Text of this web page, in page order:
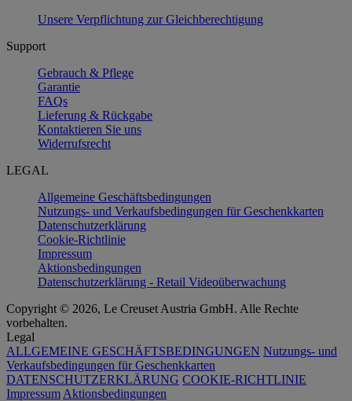
Unsere Verpflichtung zur Gleichberechtigung
Support
Gebrauch & Pflege
Garantie
FAQs
Lieferung & Rückgabe
Kontaktieren Sie uns
Widerrufsrecht
LEGAL
Allgemeine Geschäftsbedingungen
Nutzungs- und Verkaufsbedingungen für Geschenkkarten
Datenschutzerklärung
Cookie-Richtlinie
Impressum
Aktionsbedingungen
Datenschutzerklärung - Retail Videoüberwachung
Copyright © 2026, Le Creuset Austria GmbH. Alle Rechte
vorbehalten.
Legal
ALLGEMEINE GESCHÄFTSBEDINGUNGEN Nutzungs- und
Verkaufsbedingungen für Geschenkkarten
DATENSCHUTZERKLÄRUNG COOKIE-RICHTLINIE
Impressum Aktionsbedingungen